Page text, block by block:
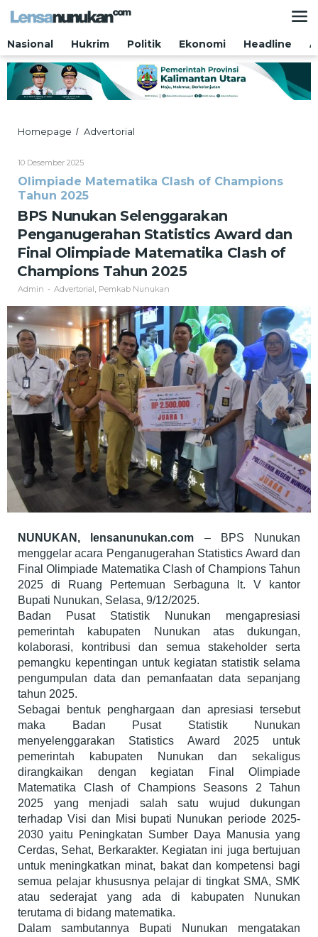
Nasional
Hukrim Politik Ekonomi Headline
Homepage / Advertorial
Statistics
Final
Olimpiade
Clash
of
2025
10 Desember 2025Oleh
Olimpiade Matematika Clash of Champions
Tahun 2025
BPS Nunukan Selenggarakan
Penganugerahan Statistics Award dan
Final Olimpiade Matematika Clash of
Champions Tahun 2025
Admin - Advertorial Pemkab Nunukan
NUNUKAN, lensanunukan.com – BPS Nunukan
menggelar acara Penganugerahan Statistics Award dan
Final Olimpiade Matematika Clash of Champions Tahun
2025 di Ruang Pertemuan Serbaguna lt. V kantor
Bupati Nunukan, Selasa, 9/12/2025.
Badan Pusat Statistik Nunukan mengapresiasi
pemerintah kabupaten Nunukan atas dukungan,
kolaborasi, kontribusi dan semua stakeholder serta
pemangku kepentingan untuk kegiatan statistik selama
pengumpulan data dan pemanfaatan data sepanjang
tahun 2025.
Sebagai bentuk penghargaan dan apresiasi tersebut
maka Badan Pusat Statistik Nunukan
menyelenggarakan Statistics Award 2025 untuk
pemerintah kabupaten Nunukan dan sekaligus
dirangkaikan dengan kegiatan Final Olimpiade
Matematika Clash of Champions Seasons 2 Tahun
2025 yang menjadi salah satu wujud dukungan
terhadap Visi dan Misi bupati Nunukan periode 2025-
2030 yaitu Peningkatan Sumber Daya Manusia yang
Cerdas, Sehat, Berkarakter. Kegiatan ini juga bertujuan
untuk meningkatkan minat, bakat dan kompetensi bagi
semua pelajar khususnya pelajar di tingkat SMA, SMK
atau sederajat yang ada di kabupaten Nunukan
terutama di bidang matematika.
Dalam sambutannya Bupati Nunukan mengatakan